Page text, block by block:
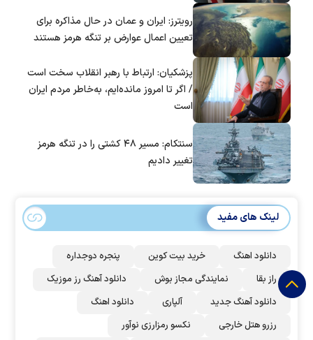
رویترز: ایران و عمان در حال مذاکره برای
تعیین اعمال عوارض بر تنگه هرمز هستند
پزشکیان: ارتباط با رهبر انقلاب سخت است
/ اگر تا امروز مانده‌ایم، به‌خاطر مردم ایران
است
سنتکام: مسیر ۴۸ کشتی را در تنگه هرمز
تغییر دادیم
لینک های مفید
دانلود اهنگ خرید بیت کوین
پنجره دوجداره
راز بقا
نمایندگی مجاز بوش
دانلود آهنگ رز‌ موزیک
دانلود آهنگ جدید
آلپاری
دانلود اهنگ
رزرو هتل خارجی
نکسو رمزارزی نوآور